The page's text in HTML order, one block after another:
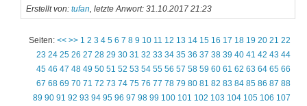
Erstellt von: tufan , letzte Anwort: 31.10.2017 21:23
Seiten: << >> 1 2 3 4 5 6 7 8 9 10 11 12 13 14 15 16 17 18 19 20 21 22
23 24 25 26 27 28 29 30 31 32 33 34 35 36 37 38 39 40 41 42 43 44
45 46 47 48 49 50 51 52 53 54 55 56 57 58 59 60 61 62 63 64 65 66
67 68 69 70 71 72 73 74 75 76 77 78 79 80 81 82 83 84 85 86 87 88
89 90 91 92 93 94 95 96 97 98 99 100 101 102 103 104 105 106 107